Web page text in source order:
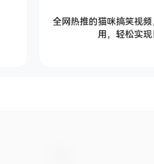
全网热推的猫咪搞笑视
用，轻松实现